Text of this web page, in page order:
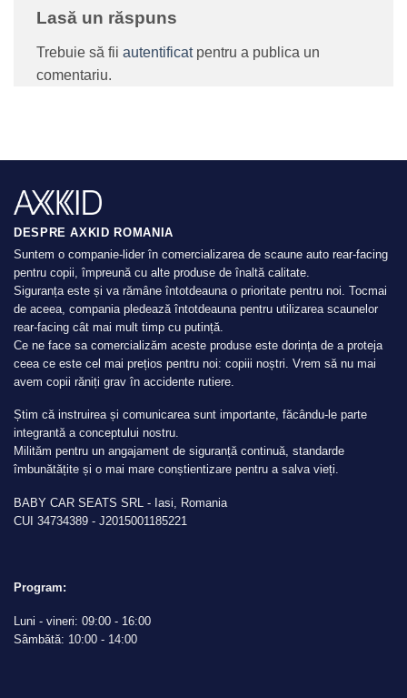
Lasă un răspuns
Trebuie să fii autentificatpentru a publica un
comentariu.
DESPRE AXKID ROMANIA
Suntem o companie-lider în comercializarea de scaune auto rear-facing
pentru copii, împreună cu alte produse de înaltă calitate.
Siguranța este și va rămâne întotdeauna o prioritate pentru noi. Tocmai
de aceea, compania pledează întotdeauna pentru utilizarea scaunelor
rear-facing cât mai mult timp cu putință.
Ce ne face sa comercializăm aceste produse este dorința de a proteja
ceea ce este cel mai prețios pentru noi: copiii noștri. Vrem să nu mai
avem copii răniți grav în accidente rutiere.
Știm că instruirea și comunicarea sunt importante, făcându-le parte
integrantă a conceptului nostru.
Milităm pentru un angajament de siguranță continuă, standarde
îmbunătățite și o mai mare conștientizare pentru a salva vieți.
BABY CAR SEATS SRL - Iasi, Romania
CUI 34734389 - J2015001185221
Program:
Luni - vineri: 09:00 - 16:00
Sâmbătă: 10:00 - 14:00